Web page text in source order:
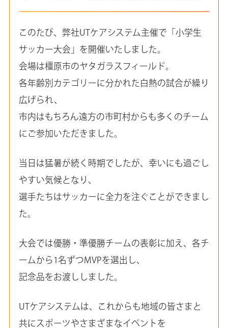
このたび、弊社UTケアシステム主催で「小学生
サッカー大会」を開催いたしました。
会場は橿原市のヤタガラスフィールド。
各年齢別カテゴリーに分かれた白熱の試合が繰り
広げられ、
市内はもちろん遠方の市町村からも多くのチーム
にご参加いただきました。
当日は猛暑が続く時期でしたが、幸いにも過ごし
やすい気候となり、
選手たちはサッカーに全力を注ぐことができまし
た。
大会では優勝・準優勝チームの表彰に加え、各チ
ームから1名ずつMVPを選出し、
記念品をお渡ししました。
UTケアシステムは、これからも地域の皆さまと
共にスポーツやさまざまなイベントを